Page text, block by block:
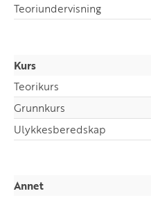
Teoriundervisning
Kurs
Teorikurs
Grunnkurs
Ulykkesberedskap
Annet